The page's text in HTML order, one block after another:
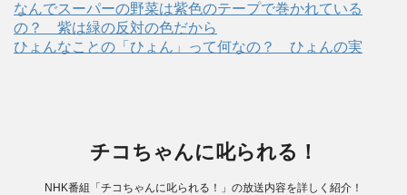
なんでスーパーの野菜は紫色のテープで巻かれている
の？ 紫は緑の反対の色だから
ひょんなことの「ひょん」って何なの？ ひょんの実
チコちゃんに叱られる！
NHK番組「チコちゃんに叱られる！」の放送内容を詳しく紹介！